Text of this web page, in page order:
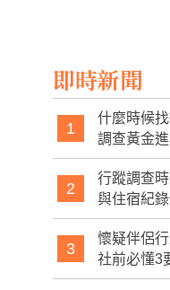
即時新聞
1
什麼時候
調查黃金
2
行蹤調查
與住宿紀
3
懷疑伴侶
社前必懂3